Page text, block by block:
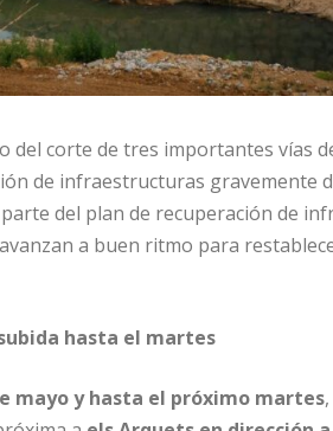
corte de tres importantes vías
de infraestructuras gravemente
del plan de recuperación de
a buen ritmo para
hasta el martes
mayo y hasta el próximo martes